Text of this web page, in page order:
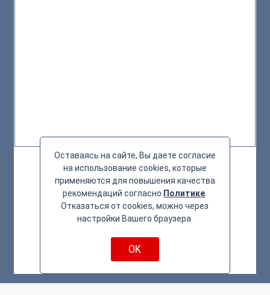
Оставаясь на сайте, Вы даете согласие
на использование cookies, которые
применяются для повышения качества
рекомендаций согласно Политике
Отказаться от cookies, можно через
настройки Вашего браузера.
OK